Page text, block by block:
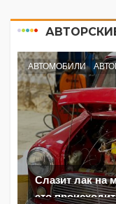
АВТОМОБИЛИ
Слазит лак на
это